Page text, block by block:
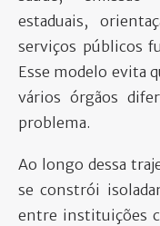
estaduais,
serviços públicos
Esse modelo evita
vários órgãos
problema.
Ao longo dessa
se constrói
entre instituições